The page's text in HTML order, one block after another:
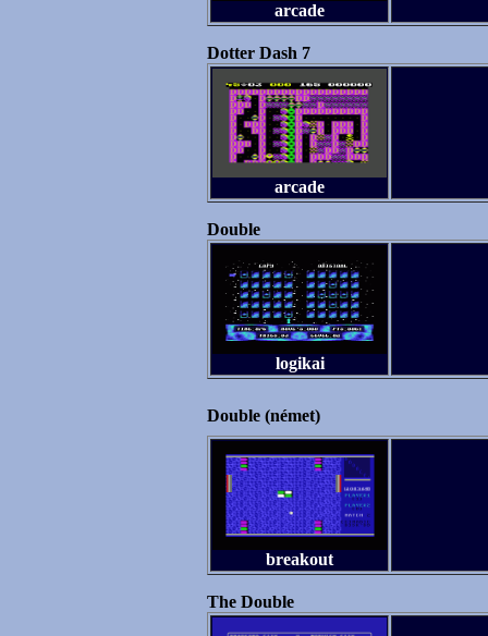
arcade
Dotter Dash 7
arcade
Double
logikai
Double (német)
breakout
The Double